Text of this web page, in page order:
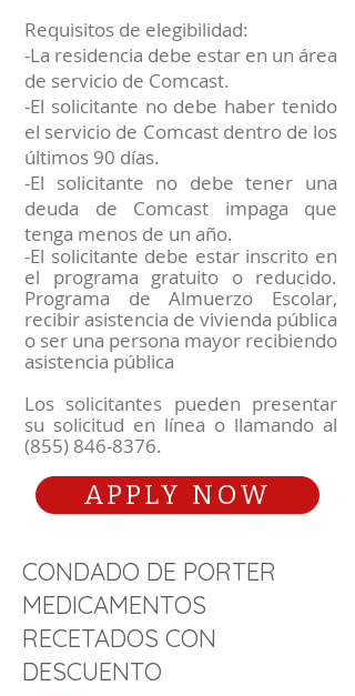
Requisitos de elegibilidad:
-La residencia debe estar en un área
de servicio de Comcast.
-El solicitante no debe haber tenido
el servicio de Comcast dentro de los
últimos 90 días.
-El solicitante no debe tener una
deuda de Comcast impaga que
tenga menos de un año.
-El solicitante debe estar inscrito en
el programa gratuito o reducido.
Programa de Almuerzo Escolar,
recibir asistencia de vivienda pública
o ser una persona mayor recibiendo
asistencia pública
Los solicitantes pueden presentar
su solicitud en línea o llamando al
(855) 846-8376.
APPLY NOW
CONDADO DE PORTER
MEDICAMENTOS
RECETADOS CON
DESCUENTO